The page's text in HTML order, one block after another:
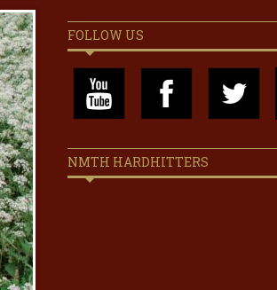
FOLLOW US
NMTH HARDHITTERS